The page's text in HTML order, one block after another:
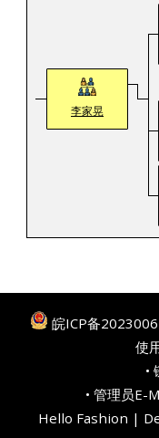
李家晃
皖ICP备
使
•
• 管理员E-
Hello Fashion |